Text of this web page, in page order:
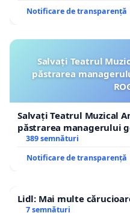
Notificare de transparență
Salvați Teatrul
păstrarea
Salvați Teatrul Muzical
păstrarea managerului
ROGOJAN
389 semnături
Notificare de transparență
Lidl: Mai multe
7 semnături